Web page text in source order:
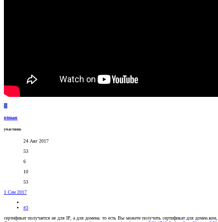
N
ntman
участник
24 Авг 2017
53
6
10
53
1 Сен 2017
#3
сертификат получается не для IP, а для домена. то есть Вы можете получить сертификат для